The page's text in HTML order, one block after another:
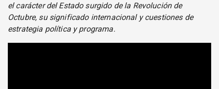
el carácter del Estado surgido de la Revolución de
Octubre, su significado internacional y cuestiones de
estrategia política y programa.